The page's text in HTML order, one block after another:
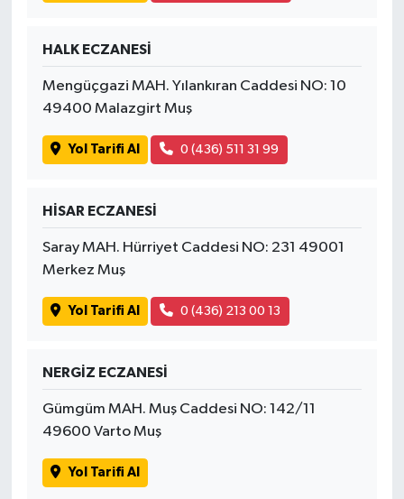
HALK ECZANESİ
Mengüçgazi MAH. Yılankıran Caddesi NO: 10
49400 Malazgirt Muş
Yol Tarifi Al 0 (436) 511 31 99
HİSAR ECZANESİ
Saray MAH. Hürriyet Caddesi NO: 231 49001
Merkez Muş
Yol Tarifi Al 0 (436) 213 00 13
NERGİZ ECZANESİ
Gümgüm MAH. Muş Caddesi NO: 142/11
49600 Varto Muş
Yol Tarifi Al